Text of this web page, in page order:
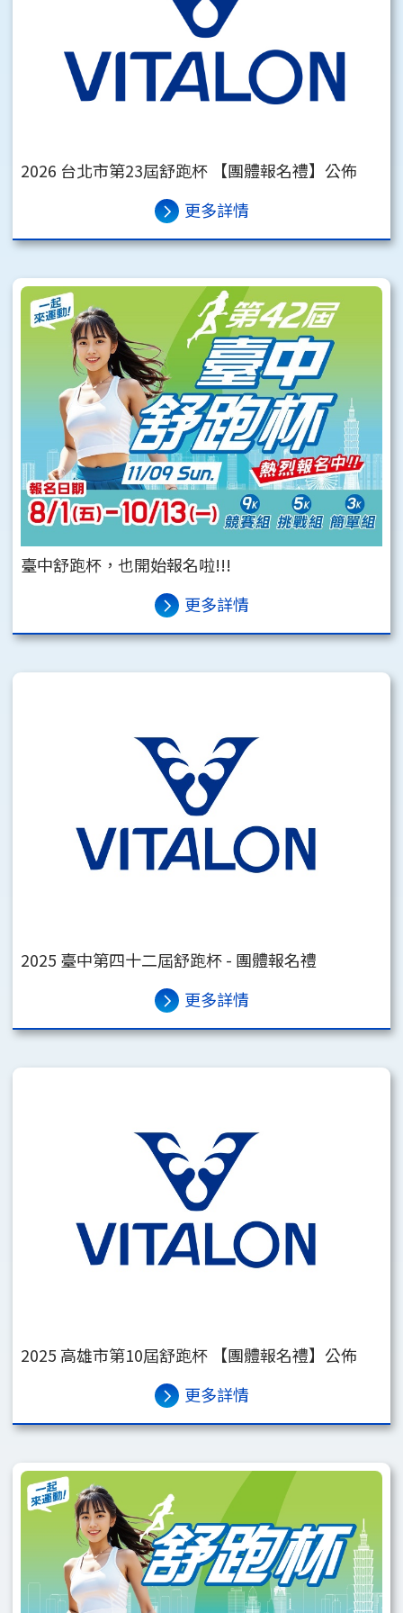
2026 台北市第23屆舒跑杯 【團體報名禮】公佈
更多詳情
臺中舒跑杯，也開始報名啦!!!
更多詳情
2025 臺中第四十二屆舒跑杯 - 團體報名禮
更多詳情
2025 高雄市第10屆舒跑杯 【團體報名禮】公佈
更多詳情